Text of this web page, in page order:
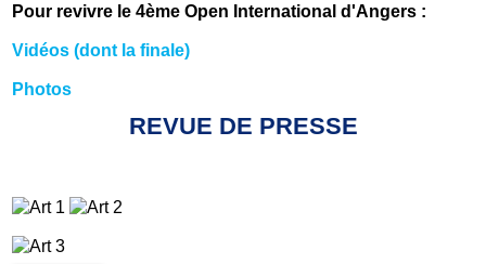
Pour revivre le 4ème Open International d'Angers :
Vidéos (dont la finale)
Photos
REVUE DE PRESSE